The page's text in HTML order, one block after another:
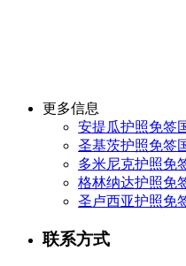
更多信息
安提瓜护照免签
圣基茨护照免签
多米尼克护照免
格林纳达护照免
圣卢西亚护照免
联系方式